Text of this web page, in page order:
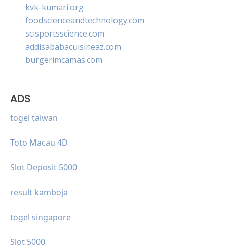
kvk-kumari.org
foodscienceandtechnology.com
scisportsscience.com
addisababacuisineaz.com
burgerimcamas.com
ADS
togel taiwan
Toto Macau 4D
Slot Deposit 5000
result kamboja
togel singapore
Slot 5000